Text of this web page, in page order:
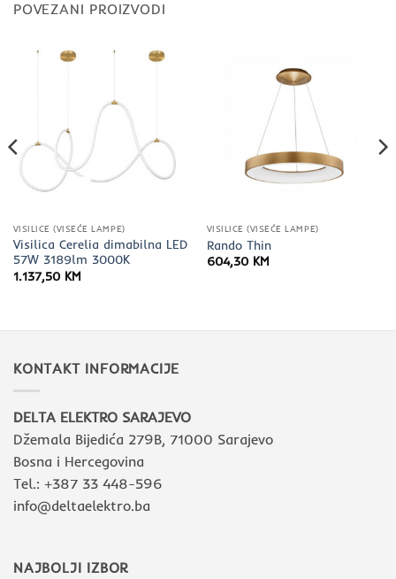
POVEZANI PROIZVODI
VISILICE (VISEĆE LAMPE)
Visilica Cerelia dimabilna LED
57W 3189lm 3000K
1.137,50 KM
VISILICE (VISEĆE LAMPE)
Rando Thin
604,30 KM
KONTAKT INFORMACIJE
DELTA ELEKTRO SARAJEVO
Džemala Bijedića 279B, 71000 Sarajevo
Bosna i Hercegovina
Tel.: +387 33 448-596
info@deltaelektro.ba
NAJBOLJI IZBOR